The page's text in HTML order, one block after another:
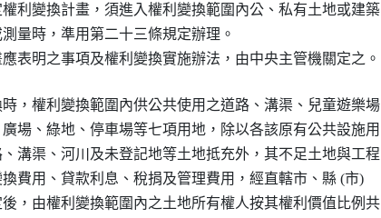
利變換計畫，須進入權利變換範圍內公、私有土地或建築
量時，準用第二十三條規定辦理。
表明之事項及權利變換實施辦法，由中央主管機關定之。
，權利變換範圍內供公共使用之道路、溝渠、兒童遊樂場
廣場、綠地、停車場等七項用地，除以各該原有公共設施用
溝渠、河川及未登記地等土地抵充外，其不足土地與工程
費用、貸款利息、稅捐及管理費用，經直轄市、縣 (市)
，由權利變換範圍內之土地所有權人按其權利價值比例共